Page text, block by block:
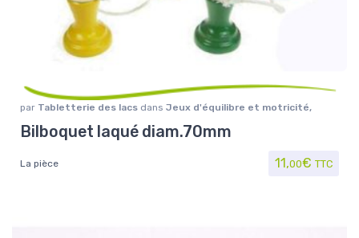
par Tabletterie des lacs dans Jeux d'équilibre et motricité,
Bilboquet laqué diam.70mm
La pièce 11,00€ TTC